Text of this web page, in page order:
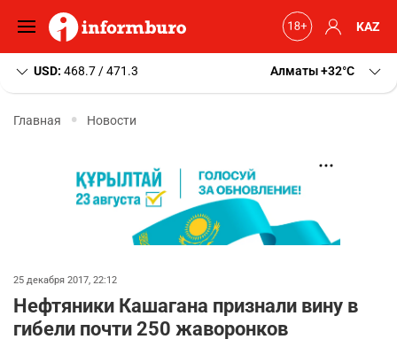
KAZ
USD: 468.7 / 471.3 Алматы+32 C
Главная Новости
25 декабря 2017, 22:12
Нефтяники Кашагана признали вину в
гибели почти 250 жаворонков